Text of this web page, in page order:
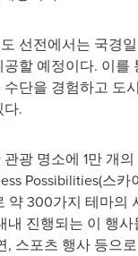
선전에서는 국경
할 예정이다. 이를
단을 경험하고 도
.
광 명소에 1만 개
Possibilities(스
약 300가지 테마의
내 진행되는 이 행
, 스포츠 행사 등으